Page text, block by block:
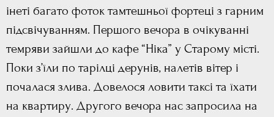
інеті багато фоток тамтешньої фортеці з гарним
підсвічуванням. Першого вечора в очікуванні
темряви зайшли до кафе “Ніка” у Старому місті.
Поки з’їли по тарілці дерунів, налетів вітер і
почалася злива. Довелося ловити таксі та їхати
на квартиру. Другого вечора нас запросила на